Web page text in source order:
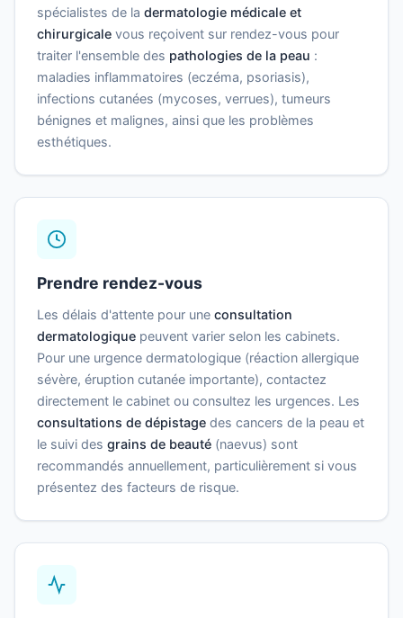
spécialistes de la dermatologie médicale et
chirurgicale vous reçoivent sur rendez-vous pour
traiter l'ensemble des pathologies de la peau :
maladies inflammatoires (eczéma, psoriasis),
infections cutanées (mycoses, verrues), tumeurs
bénignes et malignes, ainsi que les problèmes
esthétiques.
Prendre rendez-vous
Les délais d'attente pour une consultation
dermatologique peuvent varier selon les cabinets.
Pour une urgence dermatologique (réaction allergique
sévère, éruption cutanée importante), contactez
directement le cabinet ou consultez les urgences. Les
consultations de dépistage des cancers de la peau et
le suivi des grains de beauté (naevus) sont
recommandés annuellement, particulièrement si vous
présentez des facteurs de risque.